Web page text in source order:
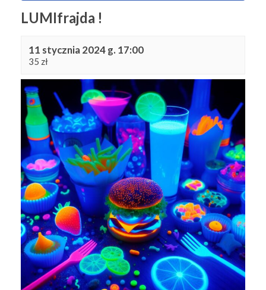
LUMIfrajda !
11 stycznia 2024 g. 17:00
35 zł